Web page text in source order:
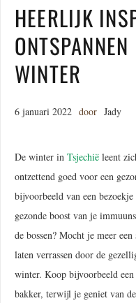
HEERLIJK
WINTER
6 januari 2022 door Jady
De winter in Tsjechië leent
ontzettend goed voor een
bijvoorbeeld van een
gezonde boost van je
de bossen? Mocht je meer
laten verrassen door de
winter. Koop bijvoorbeeld
bakker, terwijl je geniet van